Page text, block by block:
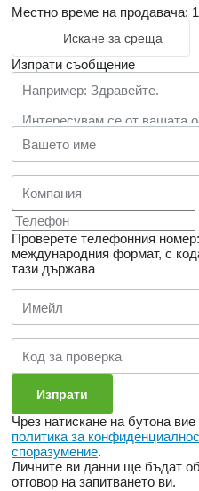
Местно време на продавача:
Искане за среща
Изпрати съобщение
Проверете телефонния
международния формат, с
тази държава
Чрез натискане на бутона
политика за
споразумение.
Личните ви данни ще бъдат
отговор на запитването ви.